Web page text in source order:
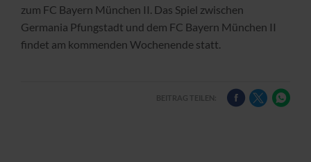
zum FC Bayern München II. Das Spiel zwischen
Germania Pfungstadt und dem FC Bayern München II
findet am kommenden Wochenende statt.
BEITRAG TEILEN: